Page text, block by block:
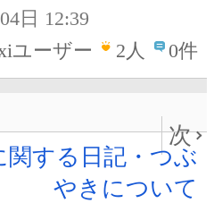
日 12:39
ユーザー
2人 0件
次
する日記・つぶ
やきについて